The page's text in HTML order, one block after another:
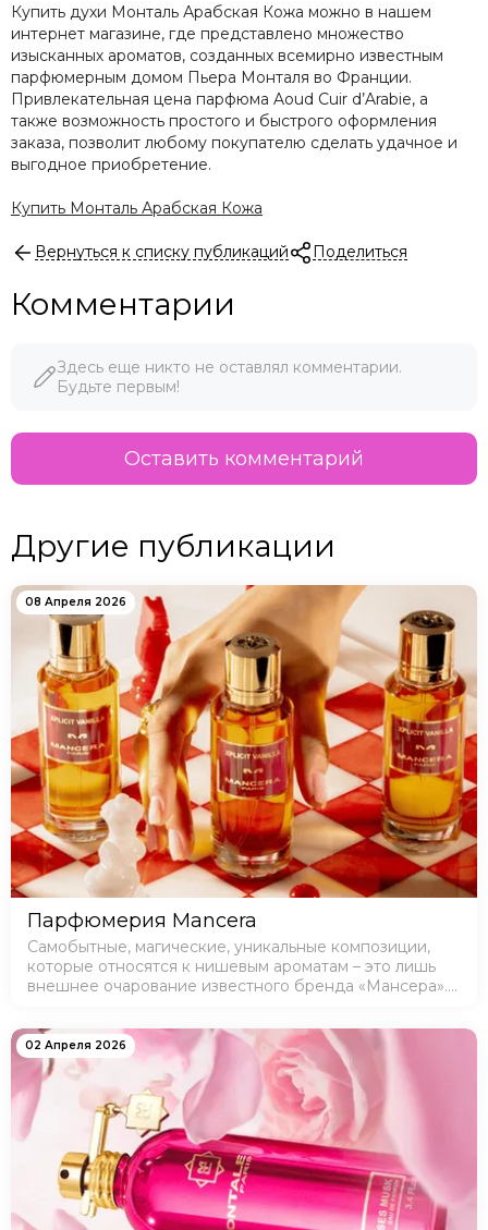
Купить духи Монталь Арабская Кожа можно в нашем
интернет магазине, где представлено множество
изысканных ароматов, созданных всемирно известным
парфюмерным домом Пьера Монталя во Франции.
Привлекательная цена парфюма Aoud Cuir d’Arabie, а
также возможность простого и быстрого оформления
заказа, позволит любому покупателю сделать удачное и
выгодное приобретение.
Купить Монталь Арабская Кожа
Вернуться к списку публикаций Поделиться
Комментарии
Здесь еще никто не оставлял комментарии.
Будьте первым!
Оставить комментарий
Другие публикации
08 Апреля 2026
Парфюмерия Mancera
Самобытные, магические, уникальные композиции,
которые относятся к нишевым ароматам – это лишь
внешнее очарование известного бренда «Мансера».
универсальной, ведь при созд…
02 Апреля 2026